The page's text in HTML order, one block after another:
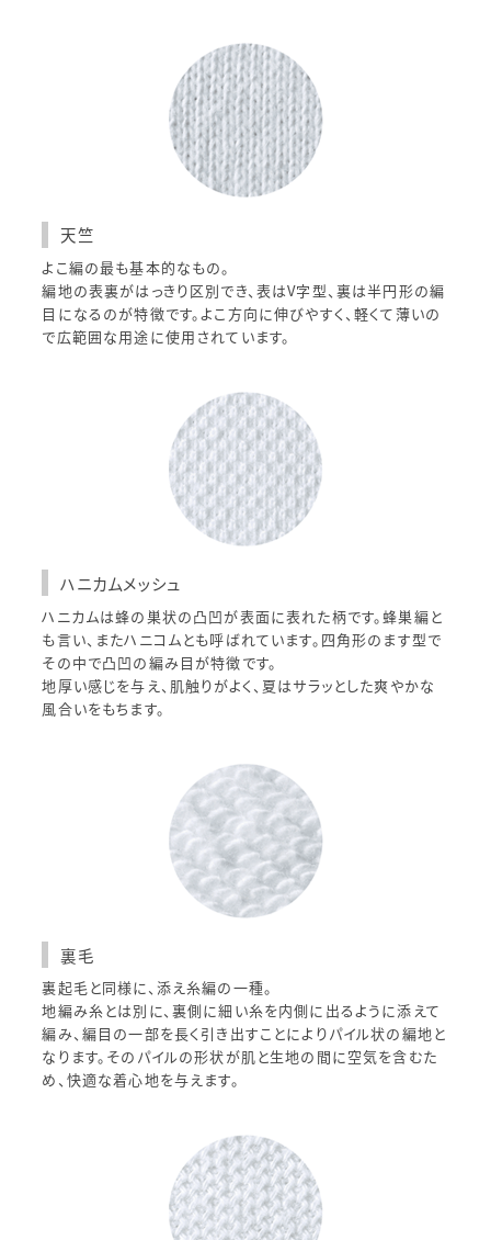
天竺
よこ編の最も基本的なもの。
編地の表裏がはっきり区別でき、表はV字型、裏は半円形の編
目になるのが特徴です。よこ方向に伸びやすく、軽くて薄いの
で広範囲な用途に使用されています。
ハニカムメッシュ
ハニカムは蜂の巣状の凸凹が表面に表れた柄です。蜂巣編と
も言い、またハニコムとも呼ばれています。四角形のます型で
その中で凸凹の編み目が特徴です。
地厚い感じを与え、肌触りがよく、夏はサラッとした爽やかな
風合いをもちます。
裏毛
裏起毛と同様に、添え糸編の一種。
地編み糸とは別に、裏側に細い糸を内側に出るように添えて
編み、編目の一部を長く引き出すことによりパイル状の編地と
なります。そのパイルの形状が肌と生地の間に空気を含むた
め、快適な着心地を与えます。